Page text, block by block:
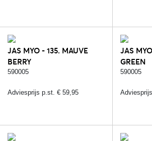
JAS MYO - 135. MAUVE
BERRY
590005
Adviesprijs p.st. € 59,95
JAS
GREEN
590005